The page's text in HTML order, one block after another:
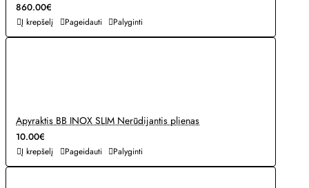
860.00€
Į krepšelį Pageidauti Palyginti
Apyraktis BB INOX SLIM Nerūdijantis plienas
10.00€
Į krepšelį Pageidauti Palyginti